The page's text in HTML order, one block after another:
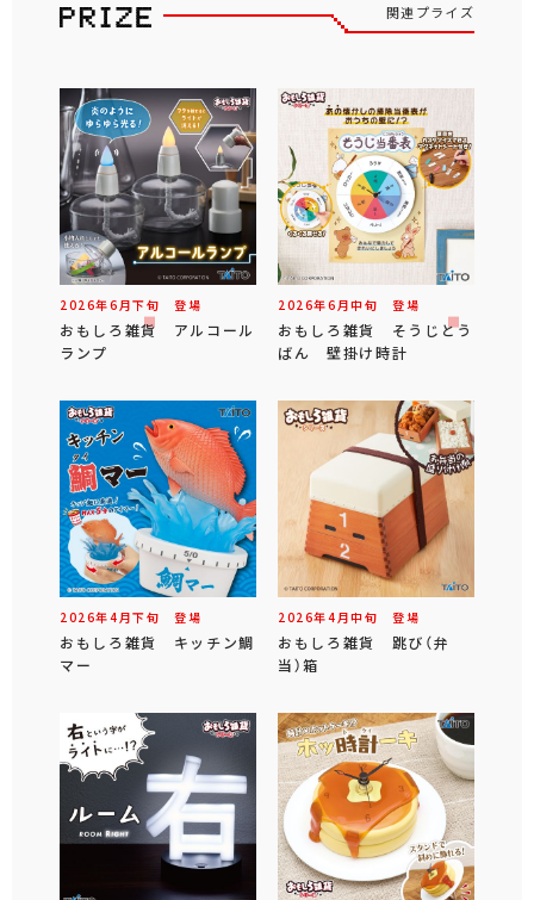
関連プライズ
2026年6 月下旬 登場
おもしろ雑貨 アルコール
ランプ
2026年6 月中旬 登場
おもしろ雑貨 そうじとう
ばん 壁掛け時計
2026年4 月下旬 登場
おもしろ雑貨 キッチン鯛
マー
2026年4 月中旬 登場
おもしろ雑貨 跳び（弁
当）箱